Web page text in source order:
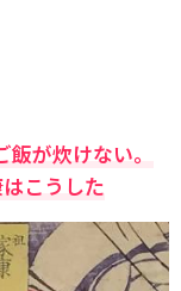
が炊けない。
こうした